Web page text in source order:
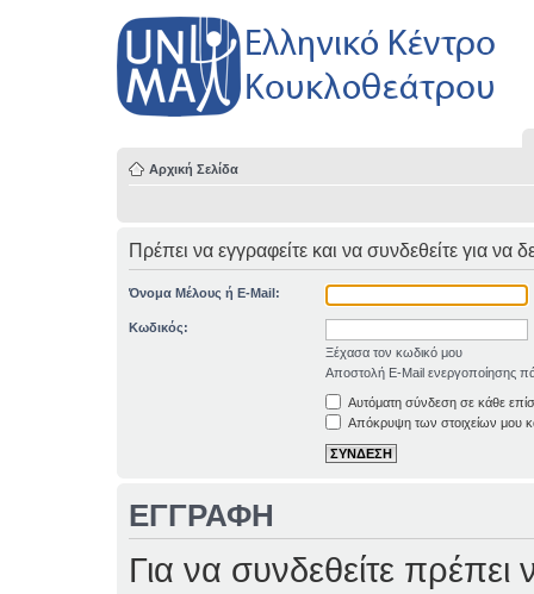
Αρχική Σελίδα
Πρέπει να εγγραφείτε και να συνδεθείτε για να
Όνομα Μέλους ή E-Mail:
Κωδικός:
Ξέχασα τον κωδικό μου
Αποστολή E-Mail ενεργοποίησης
Αυτόματη σύνδεση σε κάθε
Απόκρυψη των στοιχείων μου
ΕΓΓΡΑΦΗ
Για να συνδεθείτε